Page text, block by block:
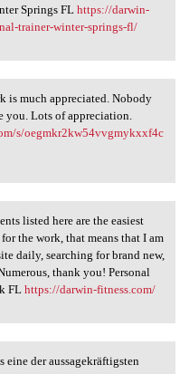
Springs FL https://darwin-
trainer-winter-springs-fl/
is much
is much appreciated. Nobody
you. Lots of appreciation.
s/oegmkr2kw54vvgmykxxf4c
listed
listed here are the easiest
the work, that means that I am
daily, searching for brand new,
thank you! Personal
FL https://darwin-fitness.com/
eine der aussagekräftigsten